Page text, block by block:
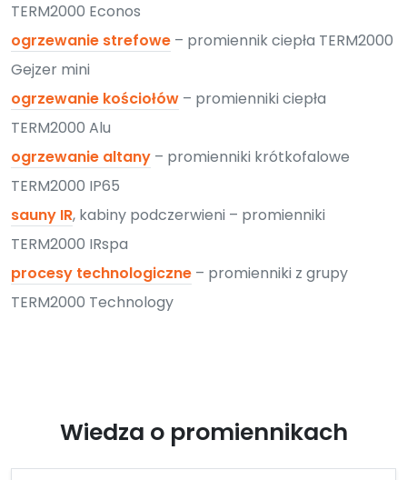
TERM2000 Econos
ogrzewanie strefowe – promiennik ciepła TERM2000
Gejzer mini
ogrzewanie kościołów – promienniki ciepła
TERM2000 Alu
ogrzewanie altany – promienniki krótkofalowe
TERM2000 IP65
sauny IR, kabiny podczerwieni – promienniki
TERM2000 IRspa
procesy technologiczne – promienniki z grupy
TERM2000 Technology
Wiedza o promiennikach